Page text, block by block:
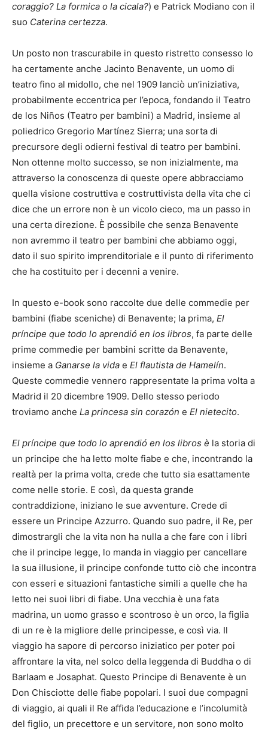
coraggio? La formica o la cicala?) e Patrick Modiano con il
suo Caterina certezza.
Un posto non trascurabile in questo ristretto consesso lo
ha certamente anche Jacinto Benavente, un uomo di
teatro fino al midollo, che nel 1909 lanciò un’iniziativa,
probabilmente eccentrica per l’epoca, fondando il Teatro
de los Niños (Teatro per bambini) a Madrid, insieme al
poliedrico Gregorio Martínez Sierra; una sorta di
precursore degli odierni festival di teatro per bambini.
Non ottenne molto successo, se non inizialmente, ma
attraverso la conoscenza di queste opere abbracciamo
quella visione costruttiva e costruttivista della vita che ci
dice che un errore non è un vicolo cieco, ma un passo in
una certa direzione. È possibile che senza Benavente
non avremmo il teatro per bambini che abbiamo oggi,
dato il suo spirito imprenditoriale e il punto di riferimento
che ha costituito per i decenni a venire.
In questo e-book sono raccolte due delle commedie per
bambini (fiabe sceniche) di Benavente; la prima, El
príncipe que todo lo aprendió en los libros, fa parte delle
prime commedie per bambini scritte da Benavente,
insieme a Ganarse la vida e El flautista de Hamelín.
Queste commedie vennero rappresentate la prima volta a
Madrid il 20 dicembre 1909. Dello stesso periodo
troviamo anche La princesa sin corazón e El nietecito.
El príncipe que todo lo aprendió en los libros è la storia di
un principe che ha letto molte fiabe e che, incontrando la
realtà per la prima volta, crede che tutto sia esattamente
come nelle storie. E così, da questa grande
contraddizione, iniziano le sue avventure. Crede di
essere un Principe Azzurro. Quando suo padre, il Re, per
dimostrargli che la vita non ha nulla a che fare con i libri
che il principe legge, lo manda in viaggio per cancellare
la sua illusione, il principe confonde tutto ciò che incontra
con esseri e situazioni fantastiche simili a quelle che ha
letto nei suoi libri di fiabe. Una vecchia è una fata
madrina, un uomo grasso e scontroso è un orco, la figlia
di un re è la migliore delle principesse, e così via. Il
viaggio ha sapore di percorso iniziatico per poter poi
affrontare la vita, nel solco della leggenda di Buddha o di
Barlaam e Josaphat. Questo Principe di Benavente è un
Don Chisciotte delle fiabe popolari. I suoi due compagni
di viaggio, ai quali il Re affida l’educazione e l’incolumità
del figlio, un precettore e un servitore, non sono molto